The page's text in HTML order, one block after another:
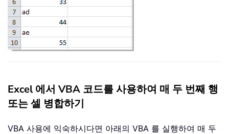
Excel 에서 VBA 코드를 사용하여 매 두 번째 행
또는 셀 병합하기
VBA 사용에 익숙하시다면 아래의 VBA 를 실행하여 매 두